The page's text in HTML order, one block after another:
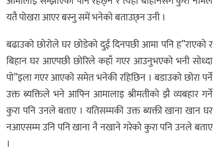
यतै पोखरा आएर बस्नु समें भनेको बताउछ्न उनी ।
बढाउको छोरोले घर छोडेको दुई दिनपछी आमा पनि ह”राएको र
बिहान घर आएपछी छोरिले कहाँ गएर आउनुभएको भनी सोध्दा
पो”इला गएर आएको समेत भनेकी रहिछिन । बडाउको छोरा पर्ने
उक्त ब्यक्तिले भने आफ्नि आमालाइ श्रीमतीको झै व्यबहार गर्ने
कुरा पनि उनले बताए । यतिसम्मकी उक्त ब्यक्ती खाना खान घर
नआएसम्म उनि पनि खाना नै नखाने गरेको कुरा पनि उनले बताए
।